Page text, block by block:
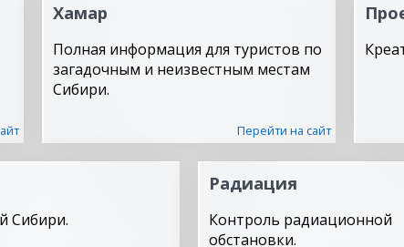
Хамар
Полная информация для туристов по
загадочным и неизвестным местам
Сибири.
Перейти на сайт
Сибири.
Радиация
Контроль радиационной
обстановки.